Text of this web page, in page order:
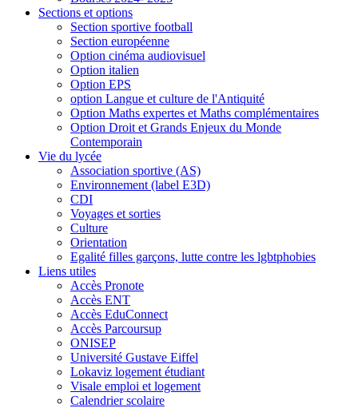
Sections et options
Section sportive football
Section européenne
Option cinéma audiovisuel
Option italien
Option EPS
option Langue et culture de l'Antiquité
Option Maths expertes et Maths complémentaires
Option Droit et Grands Enjeux du Monde
Contemporain
Vie du lycée
Association sportive (AS)
Environnement (label E3D)
CDI
Voyages et sorties
Culture
Orientation
Egalité filles garçons, lutte contre les lgbtphobies
Liens utiles
Accès Pronote
Accès ENT
Accès EduConnect
Accès Parcoursup
ONISEP
Université Gustave Eiffel
Lokaviz logement étudiant
Visale emploi et logement
Calendrier scolaire